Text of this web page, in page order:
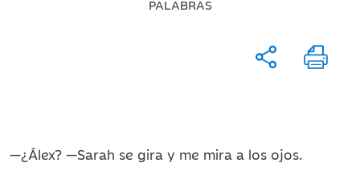
PALABRAS
—¿Álex? —Sarah se gira y me mira a los ojos.